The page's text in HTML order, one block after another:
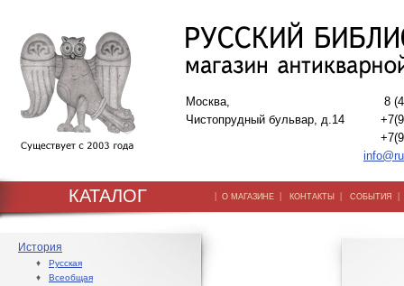
Москва,
Чистопрудный бульвар, д.14
8
КАТАЛОГ | О МАГАЗИНЕ | КОНТАКТЫ | СОБЫТИЯ
История
♦ Русская
♦ Всеобщая